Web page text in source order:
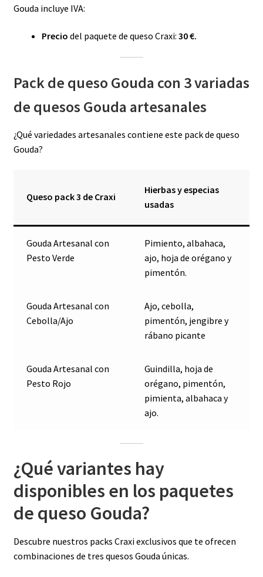
Gouda incluye IVA:
Precio del paquete de queso Craxi: 30 €.
Pack de queso Gouda con 3 variadas
de quesos Gouda artesanales
¿Qué variedades artesanales contiene este pack de queso
Gouda?
Queso pack 3 de Craxi
Hierbas y especias
usadas
Gouda Artesanal con
Pesto Verde
Pimiento, albahaca,
ajo, hoja de orégano y
pimentón.
Gouda Artesanal con
Cebolla/Ajo
Ajo, cebolla,
pimentón, jengibre y
rábano picante
Gouda Artesanal con
Pesto Rojo
Guindilla, hoja de
orégano, pimentón,
pimienta, albahaca y
ajo.
¿Qué variantes hay
disponibles en los paquetes
de queso Gouda?
Descubre nuestros packs Craxi exclusivos que te ofrecen
combinaciones de tres quesos Gouda únicas.